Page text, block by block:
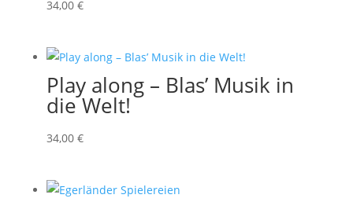
34,00 €
Play along – Blas’ Musik in
die Welt!
34,00 €